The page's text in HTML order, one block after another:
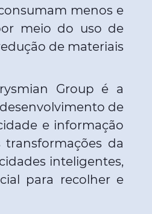
menos e
meio do uso de
de materiais
Group é a
de
e informação
da
inteligentes,
para recolher e